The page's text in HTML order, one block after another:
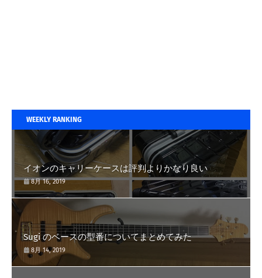
WEEKLY RANKING
イオンのキャリーケースは評判よりかなり良い
8月 16, 2019
Sugi のベースの型番についてまとめてみた
8月 14, 2019